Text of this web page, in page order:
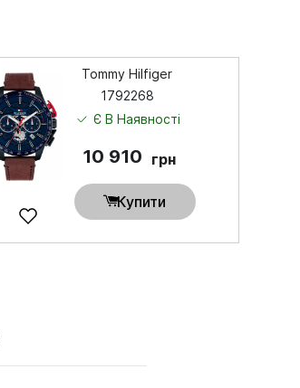
Tommy Hilfiger
1792268
Є В Наявності
10 910 грн
Купити